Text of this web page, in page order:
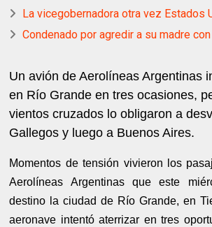
La vicegobernadora otra vez Estados
Condenado por agredir a su madre
Un avión de Aerolíneas Argentinas
en Río Grande en tres ocasiones,
vientos cruzados lo obligaron a
Gallegos y luego a Buenos Aires.
Momentos de tensión vivieron los
Aerolíneas Argentinas que este
destino la ciudad de Río Grande, en
aeronave intentó aterrizar en tres